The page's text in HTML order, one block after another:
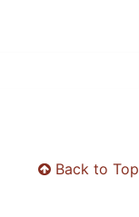
Back to Top